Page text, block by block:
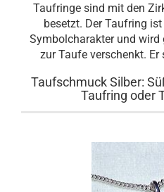
Taufringe sind mit den
besetzt. Der Taufring
Symbolcharakter und wird
zur Taufe verschenkt.
Taufschmuck Silber:
Taufring oder